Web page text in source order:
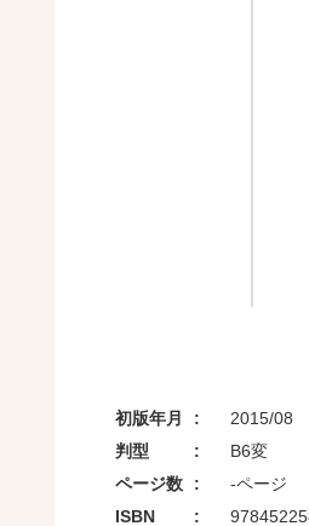
初版年月
2015/08
判型
B6変
ページ数
-ページ
ISBN